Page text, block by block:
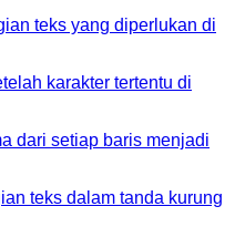
teks yang diperlukan di
karakter tertentu di
dari setiap baris menjadi
teks dalam tanda kurung